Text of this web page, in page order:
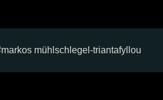
markos mühlschlegel-triantafyllou